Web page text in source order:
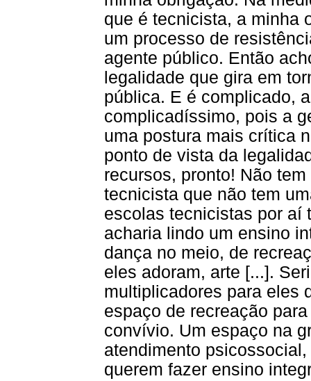
que é tecnicista, a minha
um processo de
agente público. Então
legalidade que gira em
pública. E é complicado,
complicadíssimo, pois a
uma postura mais crítica
ponto de vista da
recursos, pronto! Não
tecnicista que não tem
escolas tecnicistas por aí
acharia lindo um ensino
dança no meio, de
eles adoram, arte [...].
multiplicadores para eles
espaço de recreação
convívio. Um espaço na
atendimento
querem fazer ensino